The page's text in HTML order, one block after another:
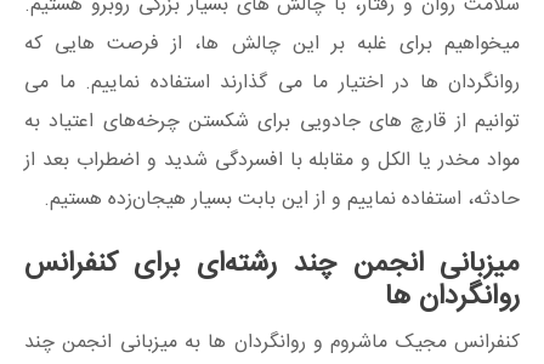
میخواهیم برای غلبه بر این چالش ها، از فرصت هایی که
روانگردان ها در اختیار ما می گذارند استفاده نماییم. ما می
توانیم از قارچ های جادویی برای شکستن چرخه‌های اعتیاد به
مواد مخدر یا الکل و مقابله با افسردگی شدید و اضطراب بعد از
حادثه، استفاده نماییم و از این بابت بسیار هیجان‌زده هستیم.
میزبانی انجمن چند رشته‌ای برای کنفرانس
روانگردان ها
کنفرانس مجیک ماشروم و روانگردان ها به میزبانی انجمن چند